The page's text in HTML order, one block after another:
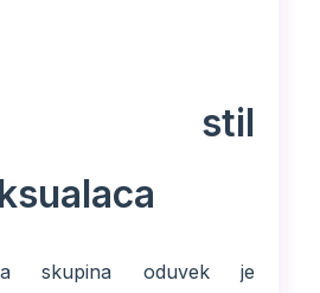
stil
skupina oduvek je